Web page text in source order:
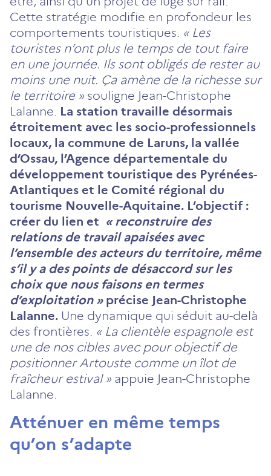
Cette stratégie modifie en profondeur les
comportements touristiques. « Les
touristes n’ont plus le temps de tout faire
en une journée. Ils sont obligés de rester au
moins une nuit. Ça amène de la richesse sur
le territoire » souligne Jean-Christophe
Lalanne. La station travaille désormais
étroitement avec les socio-professionnels
locaux, la commune de Laruns, la vallée
d’Ossau, l’Agence départementale du
développement touristique des Pyrénées-
Atlantiques et le Comité régional du
tourisme Nouvelle-Aquitaine. L’objectif :
créer du lien et « reconstruire des
relations de travail apaisées avec
l’ensemble des acteurs du territoire, même
s’il y a des points de désaccord sur les
choix que nous faisons en termes
d’exploitation » précise Jean-Christophe
Lalanne. Une dynamique qui séduit au-delà
des frontières. « La clientèle espagnole est
une de nos cibles avec pour objectif de
positionner Artouste comme un îlot de
fraîcheur estival » appuie Jean-Christophe
Lalanne.
Atténuer en même temps
qu’on s’adapte